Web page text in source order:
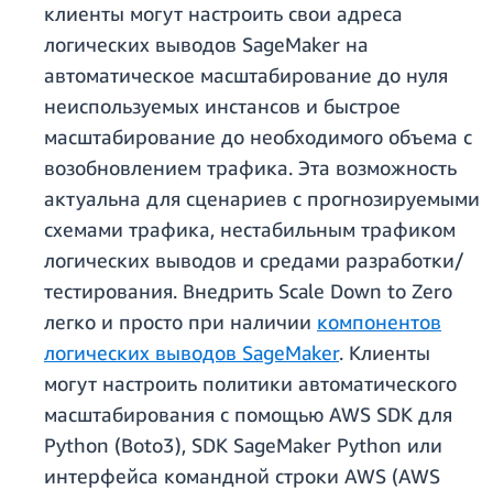
клиенты могут настроить свои адреса
логических выводов SageMaker на
автоматическое масштабирование до нуля
неиспользуемых инстансов и быстрое
масштабирование до необходимого объема с
возобновлением трафика. Эта возможность
актуальна для сценариев с прогнозируемыми
схемами трафика, нестабильным трафиком
логических выводов и средами разработки/
тестирования. Внедрить Scale Down to Zero
легко и просто при наличии компонентов
логических выводов SageMaker. Клиенты
могут настроить политики автоматического
масштабирования с помощью AWS SDK для
Python (Boto3), SDK SageMaker Python или
интерфейса командной строки AWS (AWS